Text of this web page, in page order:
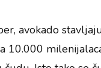
avokado
10.000